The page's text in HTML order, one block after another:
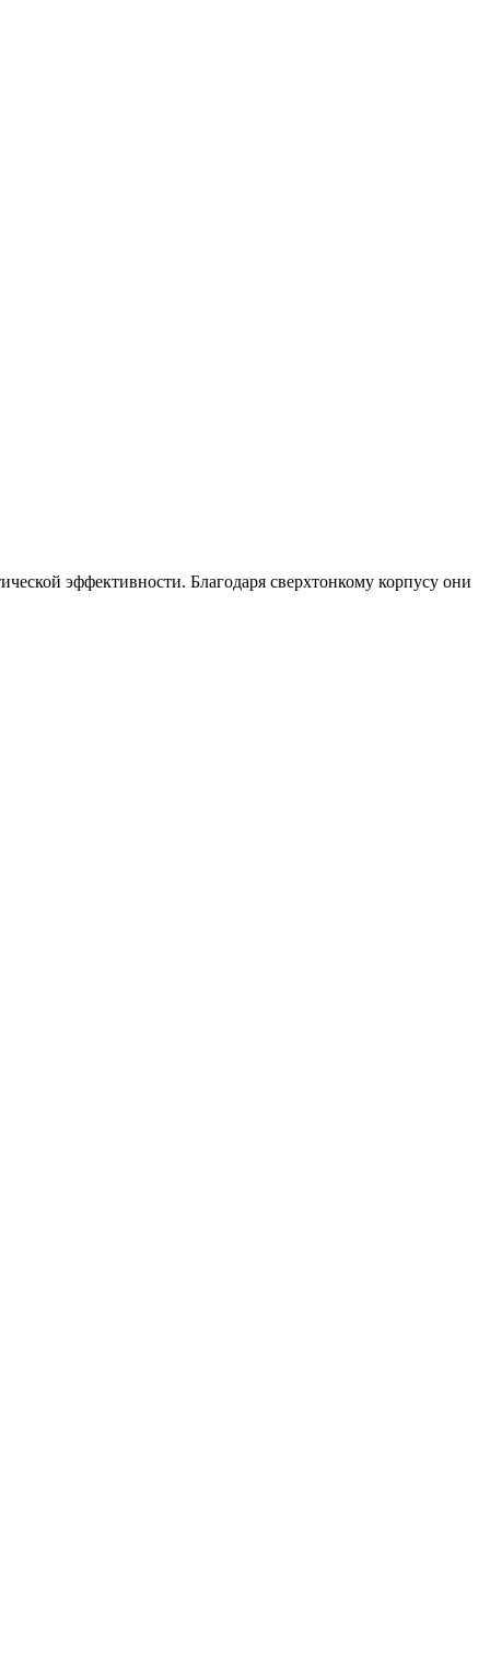
эффективности. Благодаря сверхтонкому корпусу они